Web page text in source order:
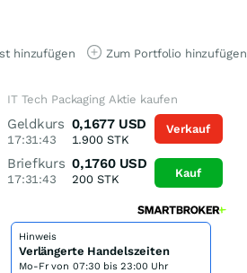
hinzufügen Zum Portfolio hinzufügen
IT Tech Packaging Aktie kaufen
Geldkurs
17:31:43
0,1677 USD
1.900STK
Briefkurs
17:31:43
0,1760 USD
200STK
Verkauf
Kauf
Hinweis
Verlängerte Handelszeiten
Mo-Fr von 07:30 bis 23:00 Uhr